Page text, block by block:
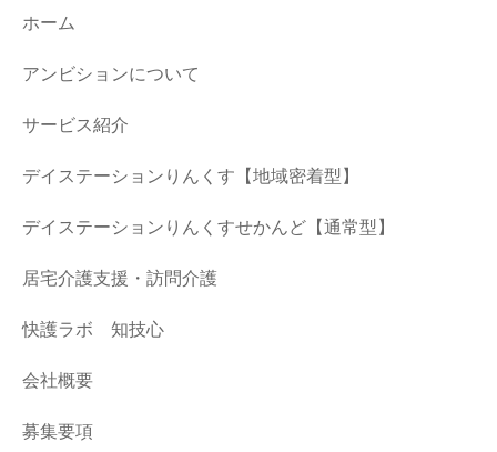
ホーム
アンビションについて
サービス紹介
デイステーションりんくす【地域密着型】
デイステーションりんくすせかんど【通常型】
居宅介護支援・訪問介護
快護ラボ 知技心
会社概要
募集要項